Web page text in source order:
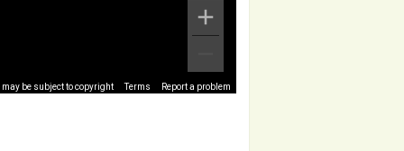
may be subject to copyright Terms Report a problem